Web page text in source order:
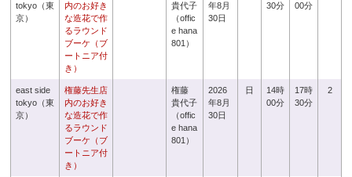
tokyo（東
京）
内のお好き
な造花で作
るラウンド
ブーケ（ブ
ートニア付
き）
貴代子
（offic
e hana
801）
年8月
30日
30分
00分
east side
tokyo（東
京）
権藤先生店
内のお好き
な造花で作
るラウンド
ブーケ（ブ
ートニア付
き）
権藤
貴代子
（offic
e hana
801）
2026
年8月
30日
日
14時
00分
17時
30分
2